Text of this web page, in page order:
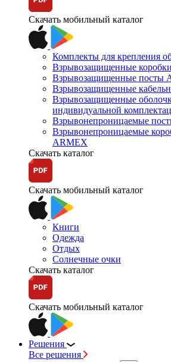
Скачать мобильный каталог
Комплекты для крепления
Взрывозащищенные
Взрывозащищенные посты
Взрывозащищенные
Взрывозащищенные
индивидуальной
Взрывонепроницаемые
Взрывонепроницаемые
ARMEX
Скачать каталог
Скачать мобильный каталог
Книги
Одежда
Отдых
Солнечные очки
Скачать каталог
Скачать мобильный каталог
Решения
Все решения